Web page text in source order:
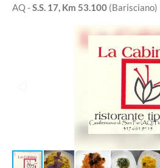
AQ -S.S. 17, Km 53.100 (Barisciano)